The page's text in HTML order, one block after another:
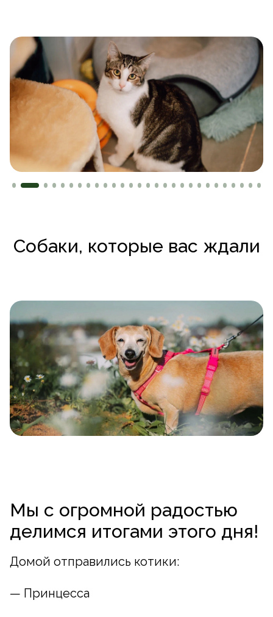
Собаки, которые вас ждали
Мы с огромной радостью
делимся итогами этого дня!
Домой отправились котики:
— Принцесса